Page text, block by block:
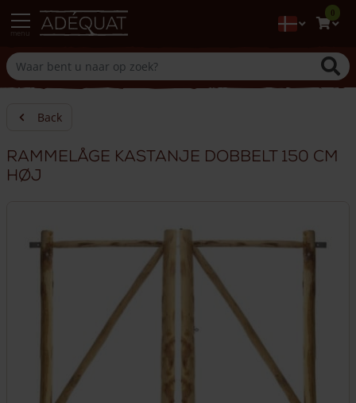
0
Back
Rammelåge kastanje dobbelt 150 cm
høj